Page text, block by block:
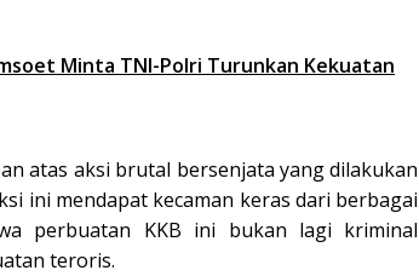
Minta TNI-Polri Turunkan Kekuatan
atas aksi brutal bersenjata yang dilakukan
ini mendapat kecaman keras dari berbagai
perbuatan KKB ini bukan lagi kriminal
teroris.